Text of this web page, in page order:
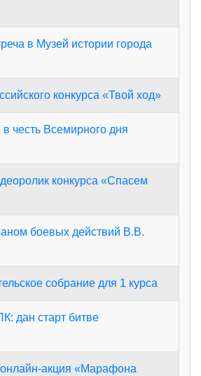
в Музей истории города
конкурса «Твой ход»
честь Всемирного дня
конкурса «Спасем
боевых действий В.В.
собрание для 1 курса
дан старт битве
онлайн-акция «Марафона